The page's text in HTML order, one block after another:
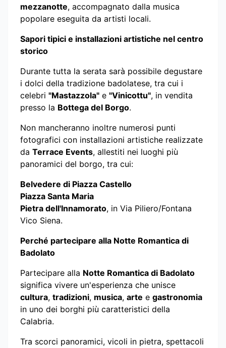
mezzanotte, accompagnato dalla musica
popolare eseguita da artisti locali.
Sapori tipici e installazioni artistiche nel centro
storico
Durante tutta la serata sarà possibile degustare
i dolci della tradizione badolatese, tra cui i
celebri "Mastazzola" e "Vinicottu", in vendita
presso la Bottega del Borgo.
Non mancheranno inoltre numerosi punti
fotografici con installazioni artistiche realizzate
da Terrace Events, allestiti nei luoghi più
panoramici del borgo, tra cui:
Belvedere di Piazza Castello
Piazza Santa Maria
Pietra dell'Innamorato, in Via Piliero/Fontana
Vico Siena.
Perché partecipare alla Notte Romantica di
Badolato
Partecipare alla Notte Romantica di Badolato
significa vivere un'esperienza che unisce
cultura, tradizioni, musica, arte e gastronomia
in uno dei borghi più caratteristici della
Calabria.
Tra scorci panoramici, vicoli in pietra, spettacoli